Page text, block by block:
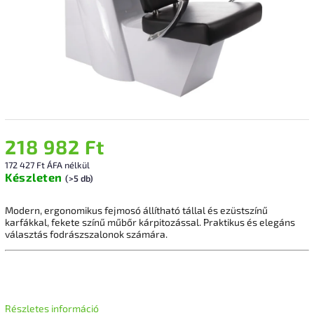
218 982 Ft
172 427 Ft ÁFA nélkül
Készleten (>5 db)
Modern, ergonomikus fejmosó állítható tállal és ezüstszínű
karfákkal, fekete színű műbőr kárpitozással. Praktikus és elegáns
választás fodrászszalonok számára.
Részletes információ